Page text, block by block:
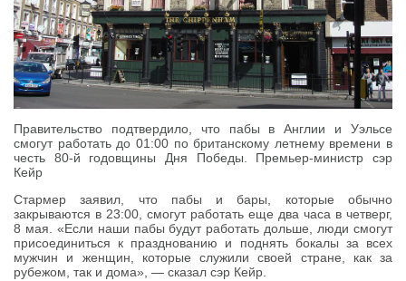
Правительство подтвердило, что пабы в Англии и Уэльсе
смогут работать до 01:00 по британскому летнему времени в
честь 80-й годовщины Дня Победы. Премьер-министр сэр
Кейр
Стармер заявил, что пабы и бары, которые обычно
закрываются в 23:00, смогут работать еще два часа в четверг,
8 мая. «Если наши пабы будут работать дольше, люди смогут
присоединиться к празднованию и поднять бокалы за всех
мужчин и женщин, которые служили своей стране, как за
рубежом, так и дома», — сказал сэр Кейр.